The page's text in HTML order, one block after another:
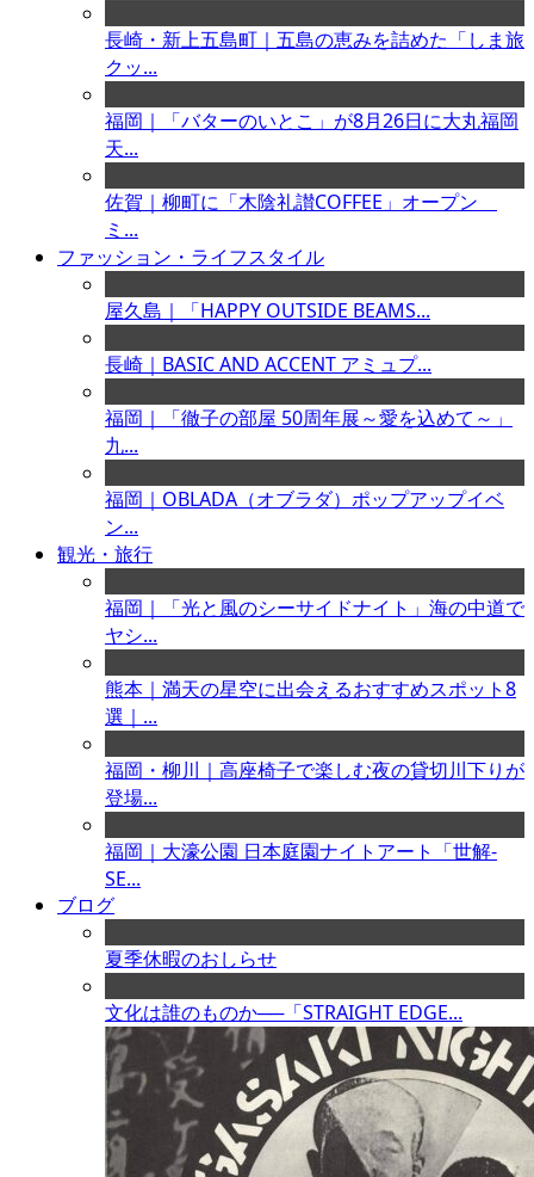
長崎・新上五島町｜五島の恵みを詰めた「しま旅
クッ...
福岡｜「バターのいとこ」が8月26日に大丸福岡
天...
佐賀｜柳町に「木陰礼讃COFFEE」オープン
ミ...
ファッション・ライフスタイル
屋久島｜「HAPPY OUTSIDE BEAMS...
長崎｜BASIC AND ACCENT アミュプ...
福岡｜「徹子の部屋 50周年展～愛を込めて～」
九...
福岡｜OBLADA（オブラダ）ポップアップイベ
ン...
観光・旅行
福岡｜「光と風のシーサイドナイト」海の中道で
ヤシ...
熊本｜満天の星空に出会えるおすすめスポット8
選｜...
福岡・柳川｜高座椅子で楽しむ夜の貸切川下りが
登場...
福岡｜大濠公園 日本庭園ナイトアート「世解-
SE...
ブログ
夏季休暇のおしらせ
文化は誰のものか──「STRAIGHT EDGE...